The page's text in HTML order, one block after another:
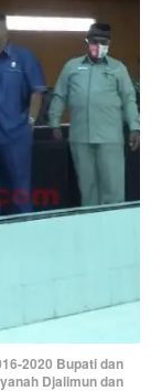
2020 Bupati dan
Djalimun dan